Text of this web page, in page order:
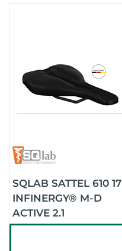
SQLAB SATTEL 610 17
INFINERGY® M-D
ACTIVE 2.1
(SCHWARZ)